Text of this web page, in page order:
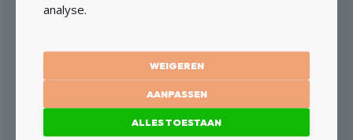
Montage handschoenen
analyse.
WEIGEREN
AANPASSEN
ALLES TOESTAAN